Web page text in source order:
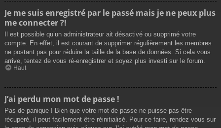
Je me suis enregistré par le passé mais je ne peux plus
me connecter ?!
Il est possible qu’un administrateur ait désactivé ou supprimé votre
compte. En effet, il est courant de supprimer régulièrement les membres
ne postant pas pour réduire la taille de la base de données. Si cela vous
arrive, tentez de vous ré-enregistrer et soyez plus investi sur le forum.
Haut
J’ai perdu mon mot de passe !
Pas de panique ! Bien que votre mot de passe ne puisse pas être
récupéré, il peut facilement être réinitialisé. Pour ce faire, rendez vous sur